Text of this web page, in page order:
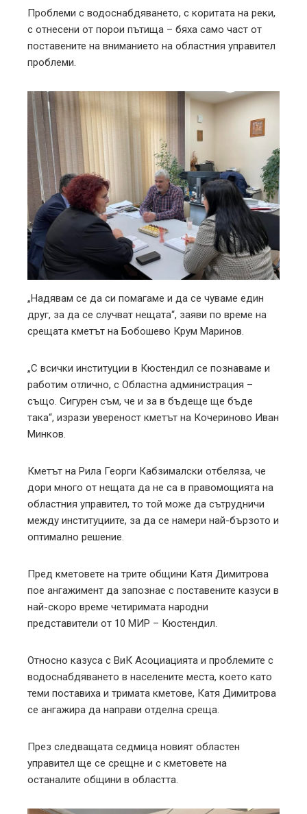
Проблеми с водоснабдяването, с коритата на реки,
с отнесени от порои пътища – бяха само част от
поставените на вниманието на областния управител
проблеми.
„Надявам се да си помагаме и да се чуваме един
друг, за да се случват нещата“, заяви по време на
срещата кметът на Бобошево Крум Маринов.
„С всички институции в Кюстендил се познаваме и
работим отлично, с Областна администрация –
също. Сигурен съм, че и за в бъдеще ще бъде
така“, изрази увереност кметът на Кочериново Иван
Минков.
Кметът на Рила Георги Кабзималски отбеляза, че
дори много от нещата да не са в правомощията на
областния управител, то той може да сътрудничи
между институциите, за да се намери най-бързото и
оптимално решение.
Пред кметовете на трите общини Катя Димитрова
пое ангажимент да запознае с поставените казуси в
най-скоро време четиримата народни
представители от 10 МИР – Кюстендил.
Относно казуса с ВиК Асоциацията и проблемите с
водоснабдяването в населените места, което като
теми поставиха и тримата кметове, Катя Димитрова
се ангажира да направи отделна среща.
През следващата седмица новият областен
управител ще се срещне и с кметовете на
останалите общини в областта.